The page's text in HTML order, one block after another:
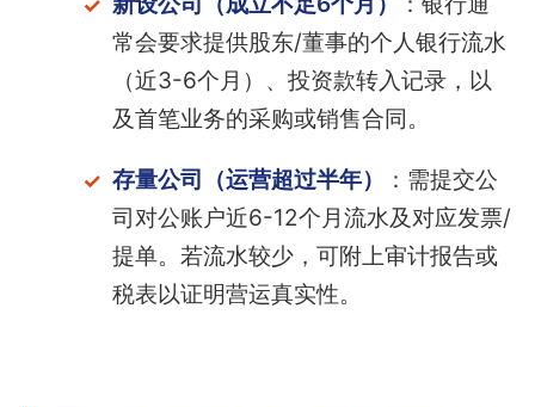
常会要求提供股东/董事的个人银行流水
（近3-6个月）、投资款转入记录，以
及首笔业务的采购或销售合同。
存量公司（运营超过半年）
：需提交公
司对公账户近6-12个月流水及对应发票/
提单。若流水较少，可附上审计报告或
税表以证明营运真实性。